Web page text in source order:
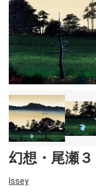
幻想・尾瀬３
Issey